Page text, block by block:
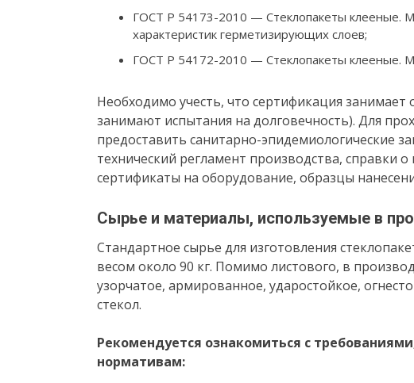
ГОСТ Р 54173-2010 — Стеклопакеты клееные.
характеристик герметизирующих слоев;
ГОСТ Р 54172-2010 — Стеклопакеты клееные.
Необходимо учесть, что сертификация занимает
занимают испытания на долговечность). Для
предоставить санитарно-эпидемиологические
технический регламент производства, справки
сертификаты на оборудование, образцы
Сырье и материалы, используемые в
Стандартное сырье для изготовления
весом около 90 кг. Помимо листового, в
узорчатое, армированное, ударостойкое,
стекол.
Рекомендуется ознакомиться с
нормативам: